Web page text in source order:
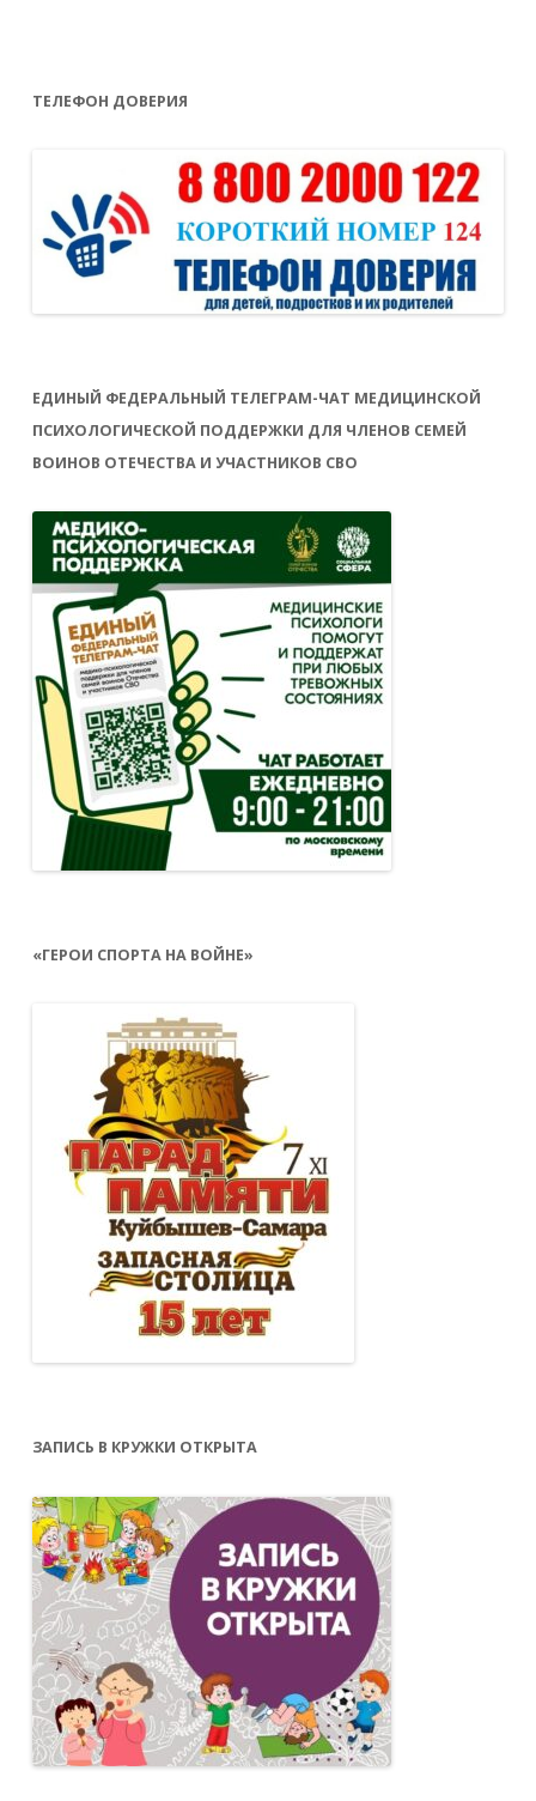
ТЕЛЕФОН ДОВЕРИЯ
ЕДИНЫЙ ФЕДЕРАЛЬНЫЙ ТЕЛЕГРАМ-ЧАТ МЕДИЦИНСКОЙ
ПСИХОЛОГИЧЕСКОЙ ПОДДЕРЖКИ ДЛЯ ЧЛЕНОВ СЕМЕЙ
ВОИНОВ ОТЕЧЕСТВА И УЧАСТНИКОВ СВО
«ГЕРОИ СПОРТА НА ВОЙНЕ»
ЗАПИСЬ В КРУЖКИ ОТКРЫТА